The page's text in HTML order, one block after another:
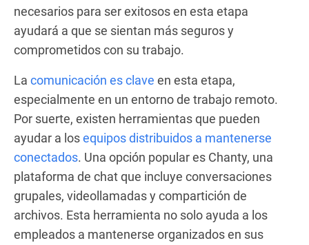
necesarios para ser exitosos en esta etapa
ayudará a que se sientan más seguros y
comprometidos con su trabajo.
La comunicación es clave en esta etapa,
especialmente en un entorno de trabajo remoto.
Por suerte, existen herramientas que pueden
ayudar a losequipos distribuidos a mantenerse
conectados. Una opción popular es Chanty, una
plataforma de chat que incluye conversaciones
grupales, videollamadas y compartición de
archivos. Esta herramienta no solo ayuda a los
empleados a mantenerse organizados en sus